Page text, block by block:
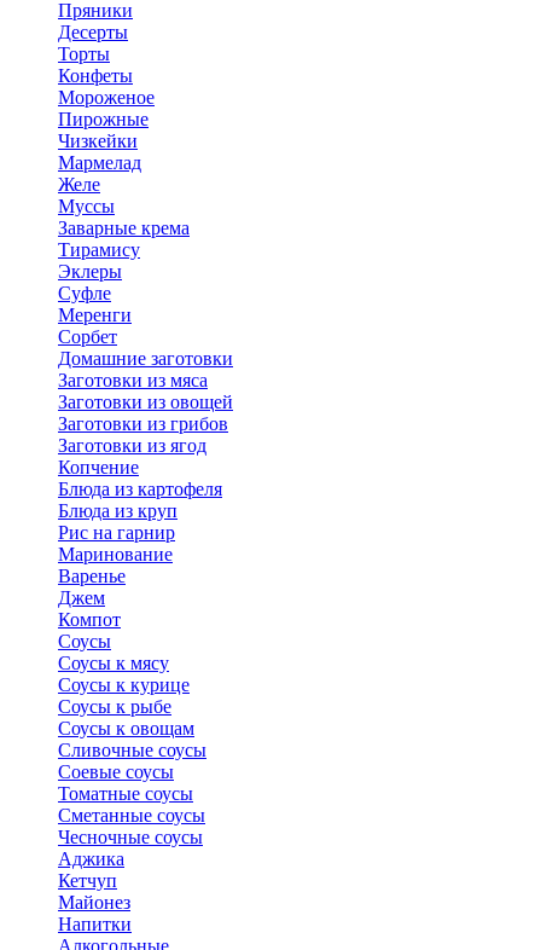
Пряники
Десерты
Торты
Конфеты
Мороженое
Пирожные
Чизкейки
Мармелад
Желе
Муссы
Заварные крема
Тирамису
Эклеры
Суфле
Меренги
Сорбет
Домашние заготовки
Заготовки из мяса
Заготовки из овощей
Заготовки из грибов
Заготовки из ягод
Копчение
Блюда из картофеля
Блюда из круп
Рис на гарнир
Маринование
Варенье
Джем
Компот
Соусы
Соусы к мясу
Соусы к курице
Соусы к рыбе
Соусы к овощам
Сливочные соусы
Соевые соусы
Томатные соусы
Сметанные соусы
Чесночные соусы
Аджика
Кетчуп
Майонез
Напитки
Алкогольные